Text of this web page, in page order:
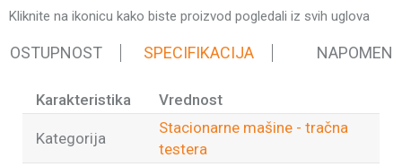
Kliknite na ikonicu kako biste proizvod pogledali iz svih uglova
SPECIFIKACIJA NAPOMENA
Karakteristika Vrednost
Kategorija
Stacionarne mašine - tračna
testera